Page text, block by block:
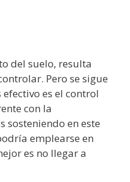
del suelo, resulta
Pero se sigue
es el control
con la
sosteniendo en este
emplearse en
es no llegar a